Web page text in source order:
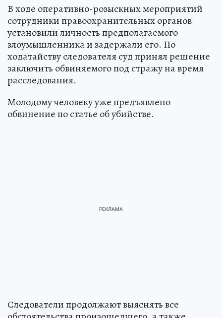
В ходе оперативно-розыскных мероприятий
сотрудники правоохранительных органов
установили личность предполагаемого
злоумышленника и задержали его. По
ходатайству следователя суд принял решение
заключить обвиняемого под стражу на время
расследования.
Молодому человеку уже предъявлено
обвинение по статье об убийстве.
Следователи продолжают выяснять все